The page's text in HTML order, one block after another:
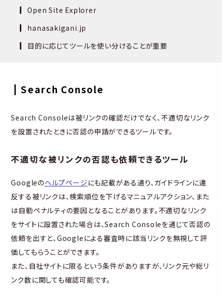
Open Site Explorer
hanasakigani.jp
目的に応じてツールを使い分けることが重要
Search Console
Search Consoleは被リンクの確認だけでなく、不適切なリンク
を設置されたときに否認の申請ができるツールです。
不適切な被リンクの否認も依頼できるツール
Googleのヘルプページ にも記載がある通り、ガイドラインに違
反する被リンクは、検索順位を下げるマニュアルアクション、また
は自動ペナルティの要因となることがあります。不適切なリンク
をサイトに設置された場合は、Search Consoleを通じて否認の
依頼を出すと、Googleによる審査時に該当リンクを無視して評
価してもらうことができます。
また、自社サイトに限るという条件がありますが、リンク元や総リ
ンク数に関しても確認可能です。